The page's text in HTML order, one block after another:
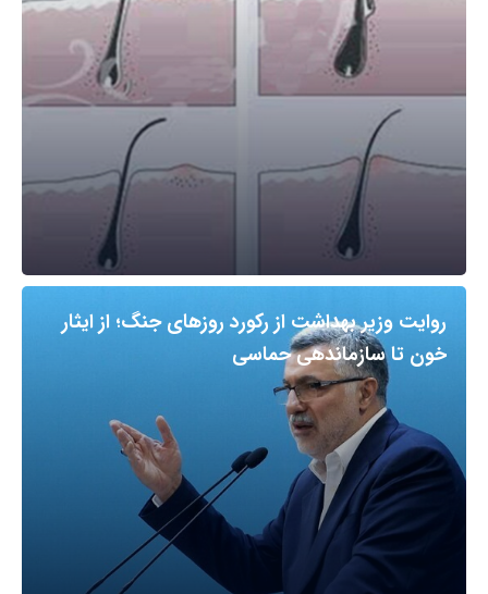
روایت وزیر بهداشت از رکورد روزهای جنگ؛ از ایثار
خون تا سازماندهی حماسی